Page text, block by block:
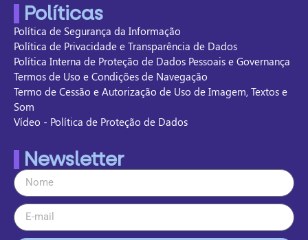
Políticas
Política de Segurança da Informação
Política de Privacidade e Transparência de Dados
Política Interna de Proteção de Dados Pessoais e Governança
Termos de Uso e Condições de Navegação
Termo de Cessão e Autorização de Uso de Imagem, Textos e
Som
Vídeo - Política de Proteção de Dados
Newsletter